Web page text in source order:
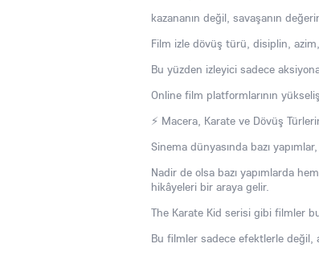
kazananın değil, savaşanın
Film izle dövüş türü, disiplin, azim,
Bu yüzden izleyici sadece
Online film platformlarının
⚡ Macera, Karate ve Dövüş
Sinema dünyasında bazı
Nadir de olsa bazı yapımlarda
hikâyeleri bir araya gelir.
The Karate Kid serisi gibi filmler
Bu filmler sadece efektlerle değil,